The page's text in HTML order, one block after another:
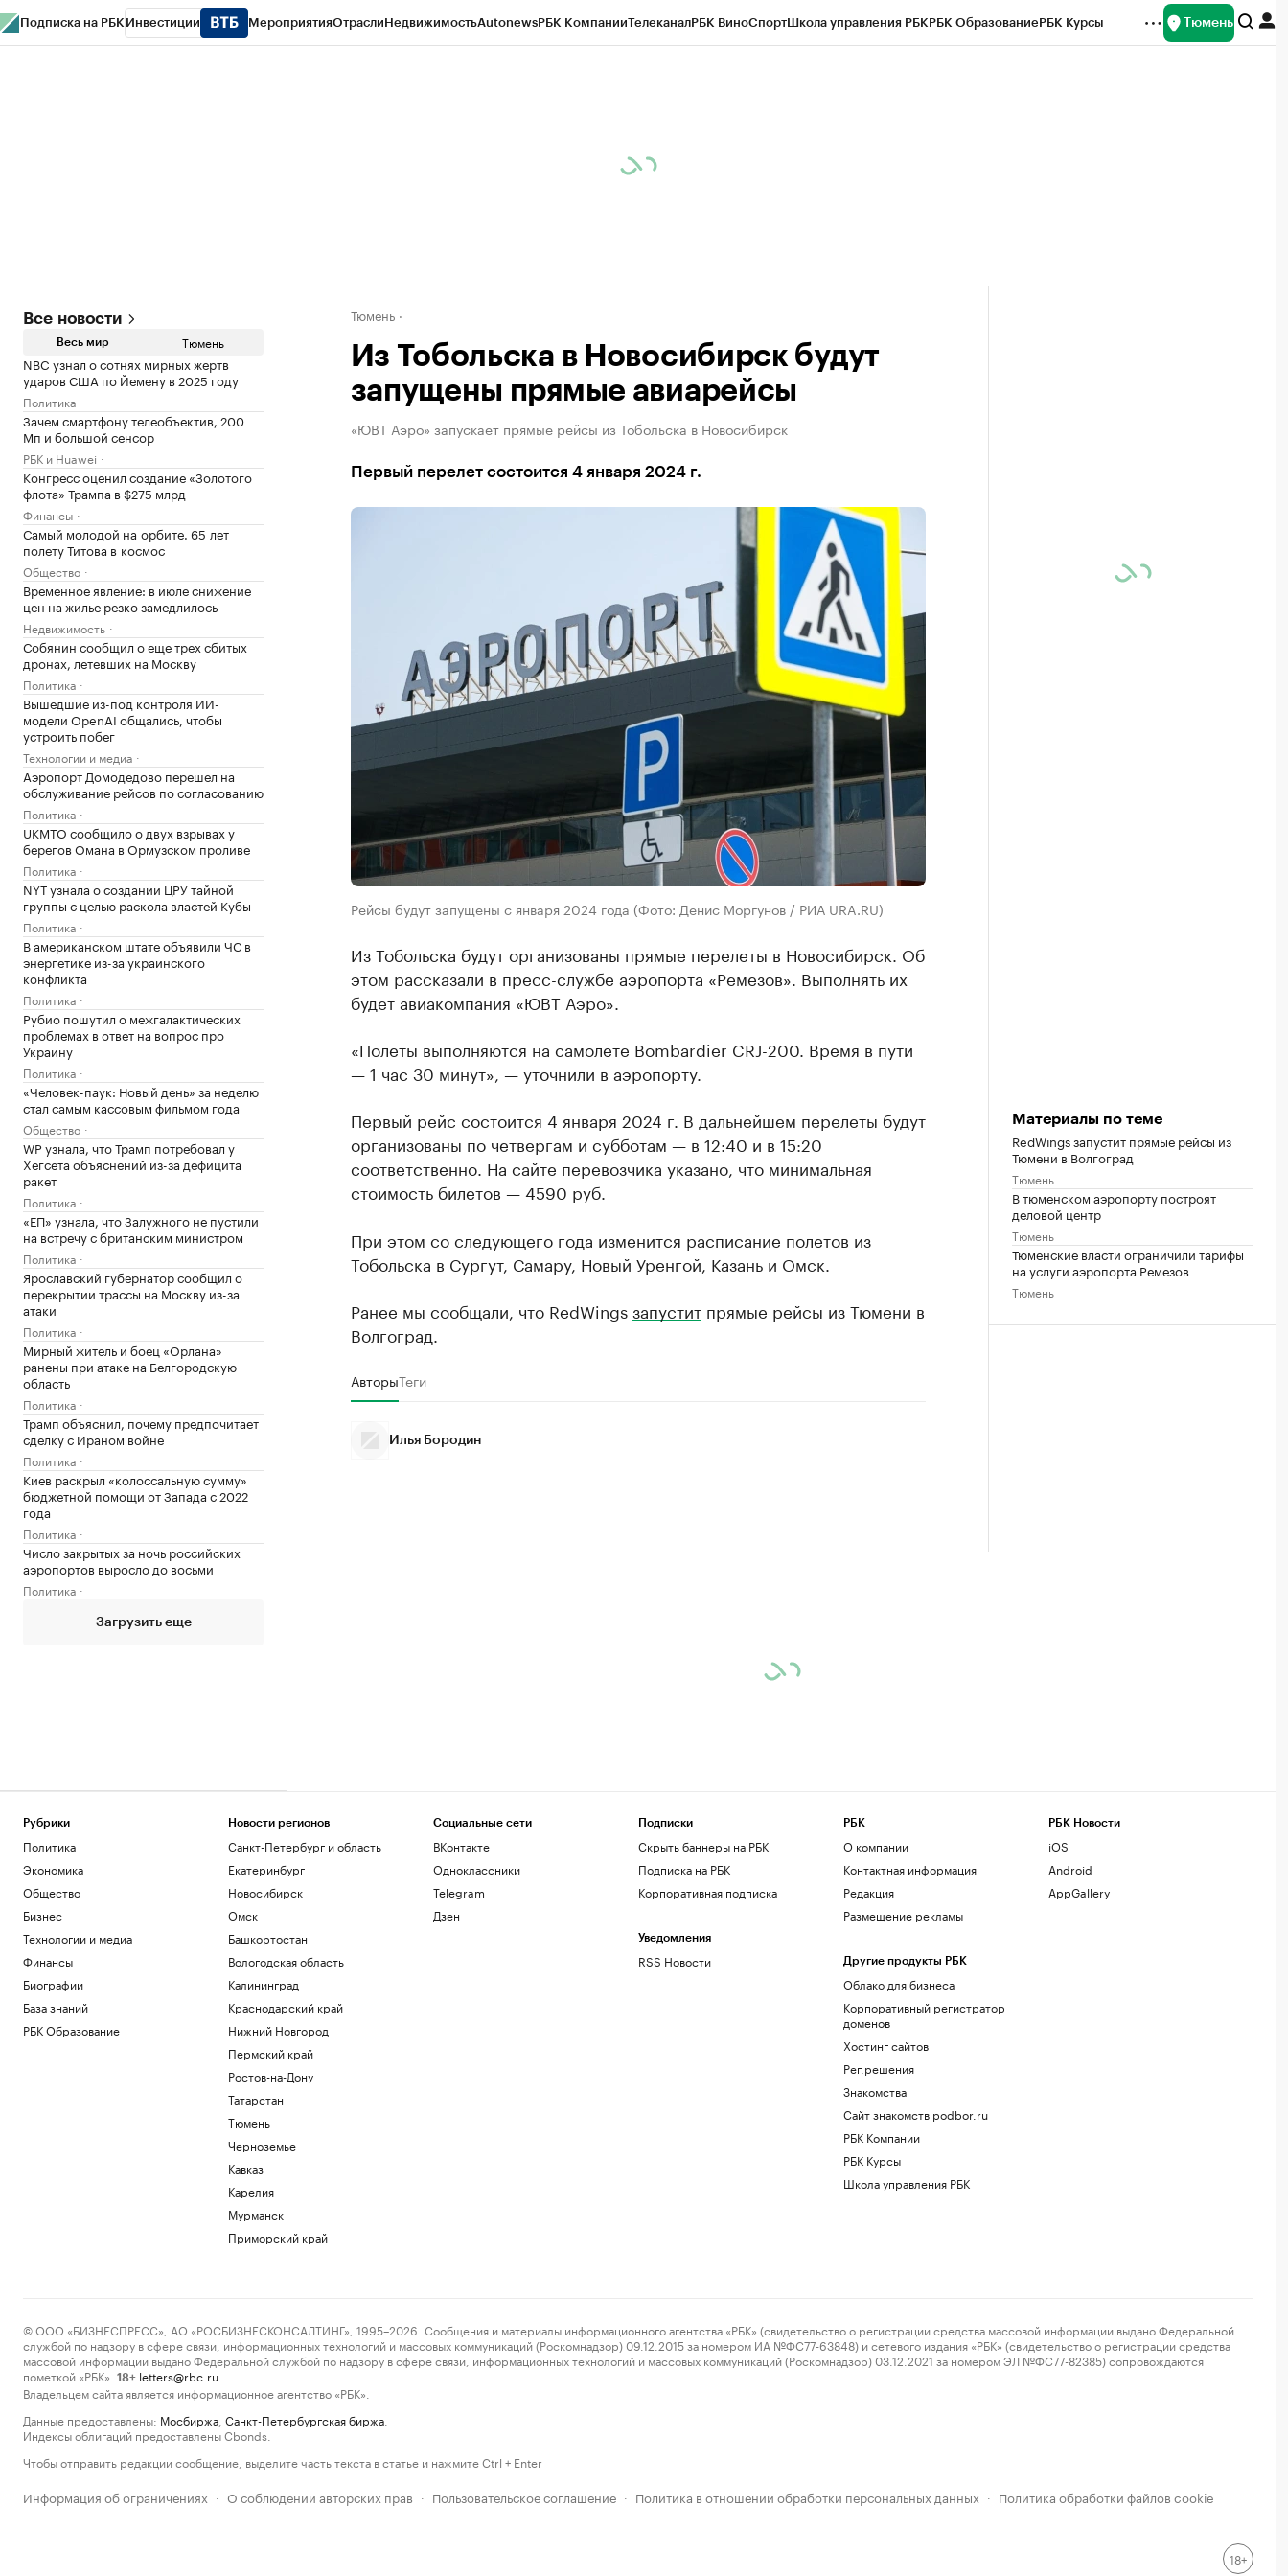
Подписка на РБК Инвестиции МероприятияОтраслиНедвижимостьAutonewsРБК КомпанииТелеканалРБК ВиноСпортШкола управления РБКРБК ОбразованиеРБК Курсы Тюмень
Все новости
Весь мир Тюмень
NBC узнал о сотнях мирных жертв
ударов США по Йемену в 2025 году
Политика
Зачем смартфону телеобъектив, 200
Мп и большой сенсор
РБК и Huawei
Конгресс оценил создание «Золотого
флота» Трампа в $275 млрд
Финансы
Самый молодой на орбите. 65 лет
полету Титова в космос
Общество
Временное явление: в июле снижение
цен на жилье резко замедлилось
Недвижимость
Собянин сообщил о еще трех сбитых
дронах, летевших на Москву
Политика
Вышедшие из-под контроля ИИ-
модели OpenAI общались, чтобы
устроить побег
Технологии и медиа
Аэропорт Домодедово перешел на
обслуживание рейсов по согласованию
Политика
UKMTO сообщило о двух взрывах у
берегов Омана в Ормузском проливе
Политика
NYT узнала о создании ЦРУ тайной
группы с целью раскола властей Кубы
Политика
В американском штате объявили ЧС в
энергетике из-за украинского
конфликта
Политика
Рубио пошутил о межгалактических
проблемах в ответ на вопрос про
Украину
Политика
«Человек-паук: Новый день» за неделю
стал самым кассовым фильмом года
Общество
WP узнала, что Трамп потребовал у
Хегсета объяснений из-за дефицита
ракет
Политика
«ЕП» узнала, что Залужного не пустили
на встречу с британским министром
Политика
Ярославский губернатор сообщил о
перекрытии трассы на Москву из-за
атаки
Политика
Мирный житель и боец «Орлана»
ранены при атаке на Белгородскую
область
Политика
Трамп объяснил, почему предпочитает
сделку с Ираном войне
Политика
Киев раскрыл «колоссальную сумму»
бюджетной помощи от Запада с 2022
года
Политика
Число закрытых за ночь российских
аэропортов выросло до восьми
Политика
Загрузить еще
Тюмень
Из Тобольска в Новосибирск будут
запущены прямые авиарейсы
«ЮВТ Аэро» запускает прямые рейсы из Тобольска в Новосибирск
Первый перелет состоится 4 января 2024 г.
Рейсы будут запущены с января 2024 года (Фото: Денис Моргунов / РИА URA.RU)
Из Тобольска будут организованы прямые перелеты в Новосибирск. Об
этом рассказали в пресс-службе аэропорта «Ремезов». Выполнять их
будет авиакомпания «ЮВТ Аэро».
«Полеты выполняются на самолете Bombardier CRJ-200. Время в пути
— 1 час 30 минут», — уточнили в аэропорту.
Первый рейс состоится 4 января 2024 г. В дальнейшем перелеты будут
организованы по четвергам и субботам — в 12:40 и в 15:20
соответственно. На сайте перевозчика указано, что минимальная
стоимость билетов — 4590 руб.
При этом со следующего года изменится расписание полетов из
Тобольска в Сургут, Самару, Новый Уренгой, Казань и Омск.
Ранее мы сообщали, что RedWingsзапуститпрямые рейсы из Тюмени в
Волгоград.
АвторыТеги
Илья Бородин
Материалы по теме
RedWings запустит прямые рейсы из
Тюмени в Волгоград
Тюмень
В тюменском аэропорту построят
деловой центр
Тюмень
Тюменские власти ограничили тарифы
на услуги аэропорта Ремезов
Тюмень
Рубрики
Политика
Экономика
Общество
Бизнес
Технологии и медиа
Финансы
Биографии
База знаний
РБК Образование
Новости регионов
Санкт-Петербург и область
Екатеринбург
Новосибирск
Омск
Башкортостан
Вологодская область
Калининград
Краснодарский край
Нижний Новгород
Пермский край
Ростов-на-Дону
Татарстан
Тюмень
Черноземье
Кавказ
Карелия
Мурманск
Приморский край
Социальные сети
ВКонтакте
Одноклассники
Telegram
Дзен
Подписки
Скрыть баннеры на РБК
Подписка на РБК
Корпоративная подписка
Уведомления
RSS Новости
РБК
О компании
Контактная информация
Редакция
Размещение рекламы
Другие продукты РБК
Облако для бизнеса
Корпоративный регистратор
доменов
Хостинг сайтов
Рег.решения
Знакомства
Сайт знакомств podbor.ru
РБК Компании
РБК Курсы
Школа управления РБК
РБК Новости
iOS
Android
AppGallery
© ООО «БИЗНЕСПРЕСС», АО «РОСБИЗНЕСКОНСАЛТИНГ», 1995–2026. Сообщения и материалы информационного агентства «РБК» (свидетельство о регистрации средства массовой информации выдано Федеральной
службой по надзору в сфере связи, информационных технологий и массовых коммуникаций (Роскомнадзор) 09.12.2015 за номером ИА №ФС77-63848) и сетевого издания «РБК» (свидетельство о регистрации средства
массовой информации выдано Федеральной службой по надзору в сфере связи, информационных технологий и массовых коммуникаций (Роскомнадзор) 03.12.2021 за номером ЭЛ №ФС77-82385) сопровождаются
пометкой «РБК».
18+ letters@rbc.ru
Владельцем сайта является информационное агентство «РБК».
Данные предоставлены: Мосбиржа Санкт-Петербургская биржа
Индексы облигаций предоставлены Cbonds.
Чтобы отправить редакции сообщение, выделите часть текста в статье и нажмите Ctrl + Enter
Информация об ограничениях · О соблюдении авторских прав · Пользовательское соглашение · Политика в отношении обработки персональных данных · Политика обработки файлов cookie
18+